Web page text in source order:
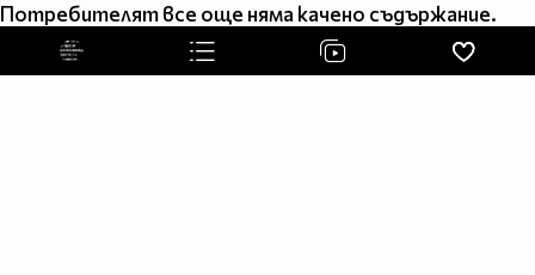
Потребителят все още няма качено съдържание.